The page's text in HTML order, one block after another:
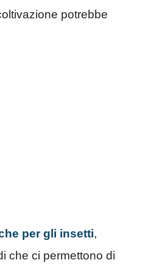
potrebbe
per gli insetti,
che ci permettono di